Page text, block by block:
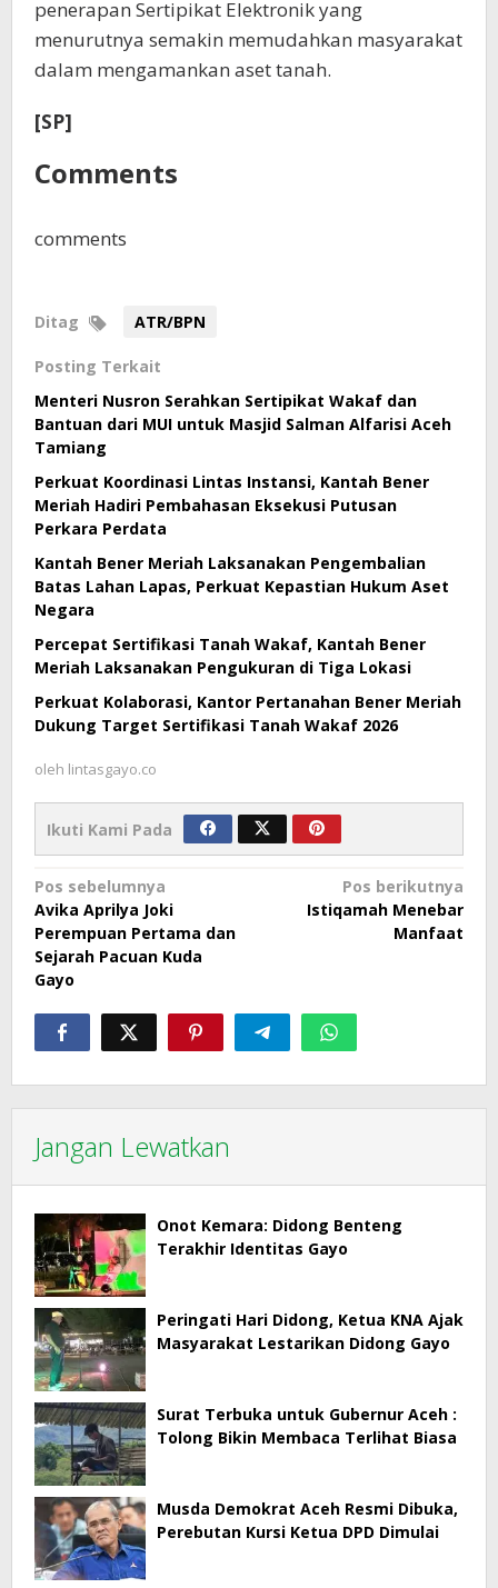
penerapan Sertipikat Elektronik yang
menurutnya semakin memudahkan masyarakat
dalam mengamankan aset tanah.
[SP]
Comments
comments
Ditag ATR/BPN
Posting Terkait
Menteri Nusron Serahkan Sertipikat Wakaf dan
Bantuan dari MUI untuk Masjid Salman Alfarisi Aceh
Tamiang
Perkuat Koordinasi Lintas Instansi, Kantah Bener
Meriah Hadiri Pembahasan Eksekusi Putusan
Perkara Perdata
Kantah Bener Meriah Laksanakan Pengembalian
Batas Lahan Lapas, Perkuat Kepastian Hukum Aset
Negara
Percepat Sertifikasi Tanah Wakaf, Kantah Bener
Meriah Laksanakan Pengukuran di Tiga Lokasi
Perkuat Kolaborasi, Kantor Pertanahan Bener Meriah
Dukung Target Sertifikasi Tanah Wakaf 2026
oleh lintasgayo.co
Ikuti Kami Pada
Navigasi
pos
Pos sebelumnya
Avika Aprilya Joki
Perempuan Pertama dan
Sejarah Pacuan Kuda
Gayo
Pos berikutnya
Istiqamah Menebar
Manfaat
Jangan Lewatkan
Onot Kemara: Didong Benteng
Terakhir Identitas Gayo
Peringati Hari Didong, Ketua KNA Ajak
Masyarakat Lestarikan Didong Gayo
Surat Terbuka untuk Gubernur Aceh :
Tolong Bikin Membaca Terlihat Biasa
Musda Demokrat Aceh Resmi Dibuka,
Perebutan Kursi Ketua DPD Dimulai